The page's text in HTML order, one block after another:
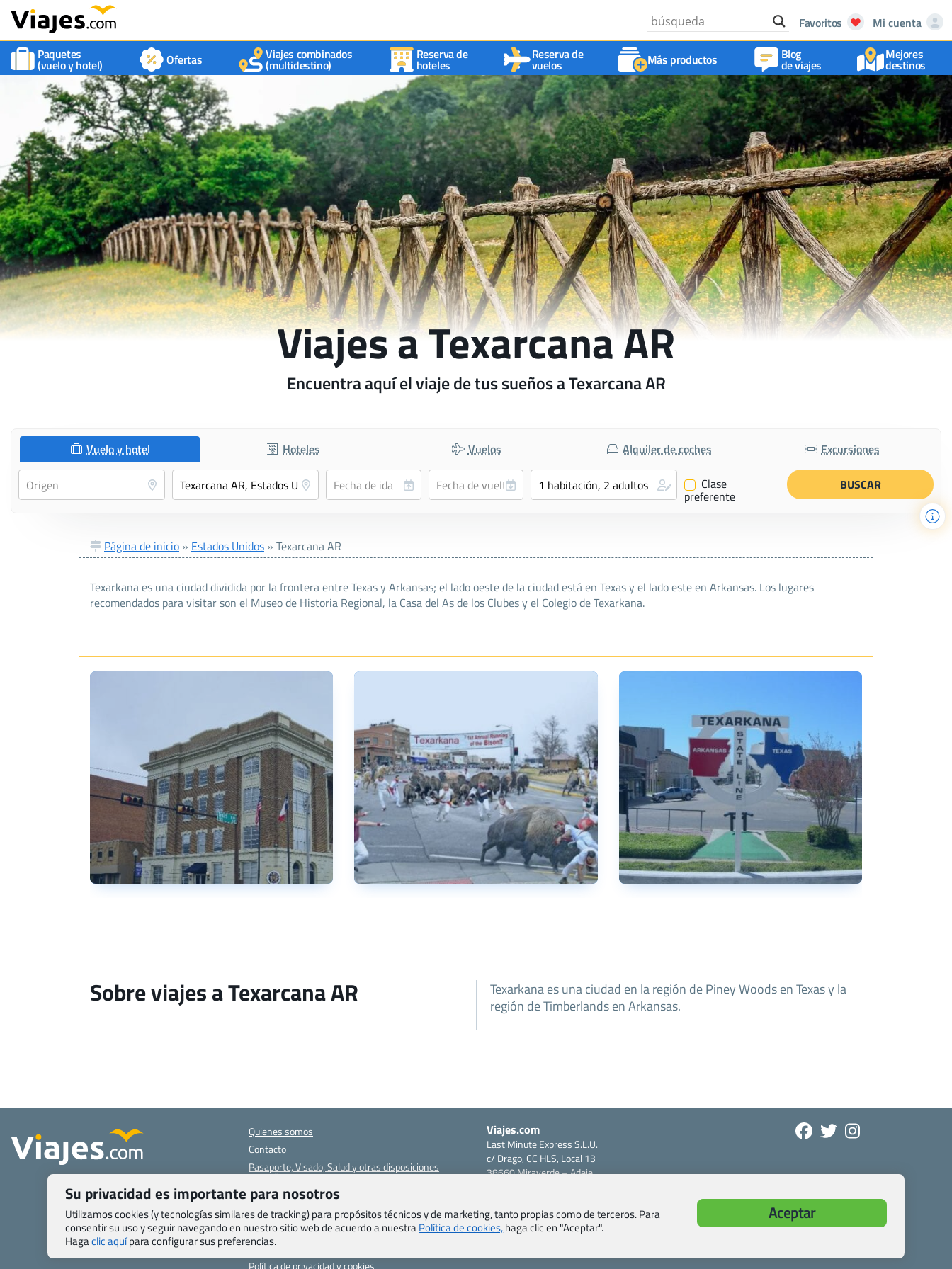
Favoritos
Mi cuenta
Paquetes
(vuelo y hotel) Ofertas Viajes combinados
(multidestino)
Reserva de
hoteles
Reserva de
vuelos Más productos Blog
de viajes
Mejores
destinos
Viajes a Texarcana AR
Encuentra aquí el viaje de tus sueños a Texarcana AR
Vuelo y hotel Hoteles Vuelos Alquiler de coches Excursiones
✔ Clase
preferente
Página de inicio » Estados Unidos » Texarcana AR
Texarkana es una ciudad dividida por la frontera entre Texas y Arkansas; el lado oeste de la ciudad está en Texas y el lado este en Arkansas. Los lugares
recomendados para visitar son el Museo de Historia Regional, la Casa del As de los Clubes y el Colegio de Texarkana.
Sobre viajes a Texarcana AR
Texarkana es una ciudad en la región de Piney Woods en Texas y la
región de Timberlands en Arkansas.
Quienes somos
Contacto
Pasaporte, Visado, Salud y otras disposiciones
específicas
Blog de Viajes.com
Registro de agencias
Preguntas frecuentes
Condiciones generales
Política de privacidad y cookies
Viajes.com
Last Minute Express S.L.U.
c/ Drago, CC HLS, Local 13
38660 Miraverde – Adeje
Tfno: +34 922-97-17-27
Su privacidad es importante para nosotros
Utilizamos cookies (y tecnologías similares de tracking) para propósitos técnicos y de marketing, tanto propias como de terceros. Para
consentir su uso y seguir navegando en nuestro sitio web de acuerdo a nuestraPolítica de cookies,haga clic en "Aceptar".
Hagaclic aquípara configurar sus preferencias.
Aceptar